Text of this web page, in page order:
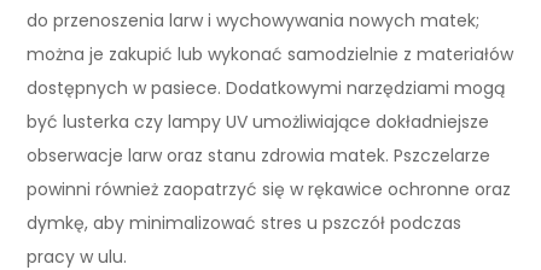
do przenoszenia larw i wychowywania nowych matek;
można je zakupić lub wykonać samodzielnie z materiałów
dostępnych w pasiece. Dodatkowymi narzędziami mogą
być lusterka czy lampy UV umożliwiające dokładniejsze
obserwacje larw oraz stanu zdrowia matek. Pszczelarze
powinni również zaopatrzyć się w rękawice ochronne oraz
dymkę, aby minimalizować stres u pszczół podczas
pracy w ulu.